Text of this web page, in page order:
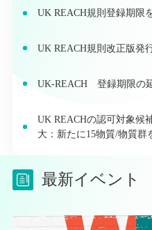
UK REACH規則登録期限
UK REACH規則改正版発
UK-REACH 登録期限の
UK REACHの認可対象候
大：新たに15物質/物質群
最新イベント